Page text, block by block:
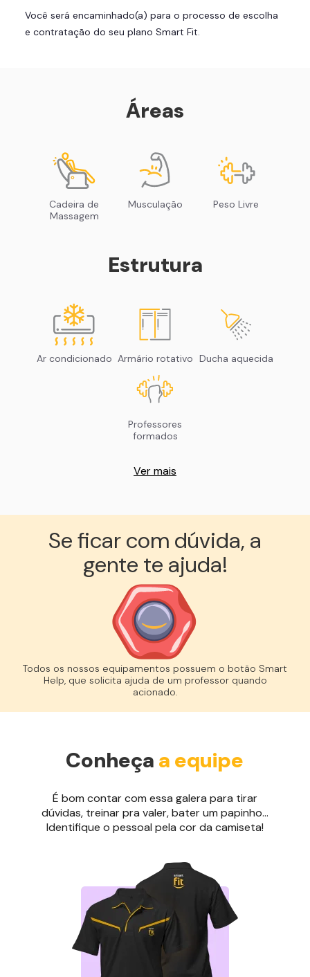
Área de musculação e aeróbicos
Smart Fit App
Você será encaminhado(a) para o processo de escolha
e contratação do seu plano Smart Fit.
Áreas
Cadeira de
Massagem
Musculação Peso Livre
Estrutura
Ar condicionado Armário rotativo Ducha aquecida
Professores
formados
Ver mais
Se ficar com dúvida, a
gente te ajuda!︎
Todos os nossos equipamentos possuem o botão Smart
Help, que solicita ajuda de um professor quando
acionado.
Conheça a equipe
É bom contar com essa galera para tirar
dúvidas, treinar pra valer, bater um papinho...
Identifique o pessoal pela cor da camiseta!